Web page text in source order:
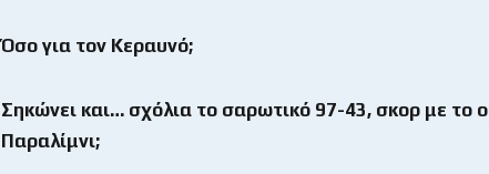
Όσο για τον Κεραυνό;
Σηκώνει και… σχόλια το σαρωτικό 97-43, σκορ με το
Παραλίμνι;